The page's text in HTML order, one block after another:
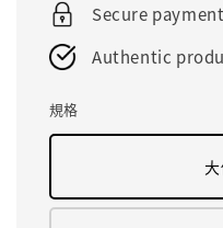
Secure
Authentic
規格